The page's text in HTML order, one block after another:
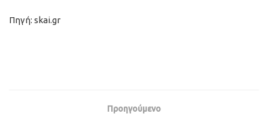
Πηγή: skai.gr
Προηγούμενο